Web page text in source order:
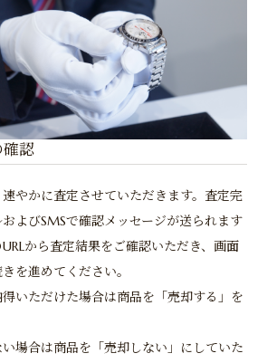
認
やかに査定させていただきます。査定完
よびSMSで確認メッセージが送られます
から査定結果をご確認いただき、画面
を進めてください。
得いただけた場合は商品を「売却する」を
い場合は商品を「売却しない」にしていた